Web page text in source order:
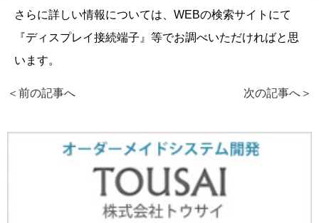
さらに詳しい情報については、WEBの検索サイトにて
『ディスプレイ接続端子』等でお調べいただければと思
います。
＜前の記事へ 次の記事へ ＞